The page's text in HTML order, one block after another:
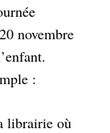
novembre
:
librairie où